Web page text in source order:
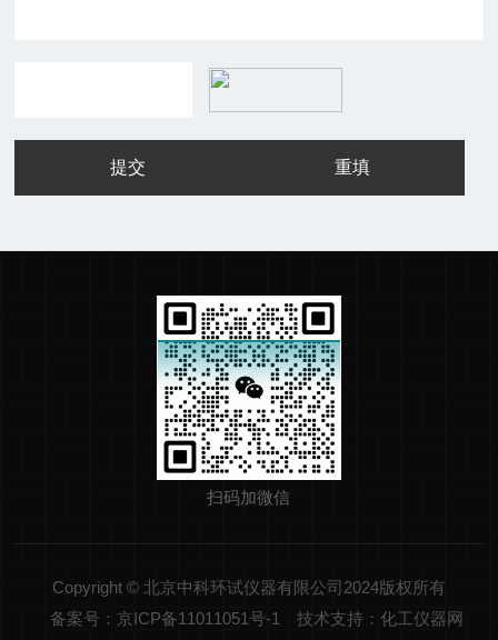
扫码加微信
Copyright © 北京中科环试仪器有限公司2024版权所有
备案号：京ICP备11011051号-1
技术支持：化工仪器网